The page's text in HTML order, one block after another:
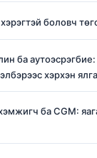
боловч
ба
хэрхэн
ба CGM: